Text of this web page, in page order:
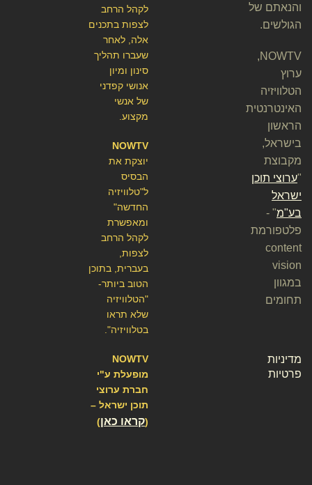
לקהל הרחב
לצפות בתכנים
אלה, לאחר
שעברו תהליך
סינון ומיון
אנושי קפדני
של אנשי
מקצוע.
NOWTV
יוצקת את
הבסיס
ל"טלוויזיה
החדשה"
ומאפשרת
לקהל הרחב
לצפות,
בעברית, בתוכן
הטוב ביותר-
"הטלוויזיה
שלא תראו
בטלוויזיה".
NOWTV
מופעלת ע"י
חברת ערוצי
תוכן ישראל –
קראו כאן)
והנאתם של
הגולשים.
NOWTV,
ערוץ
הטלוויזיה
האינטרנטית
הראשון
בישראל,
מקבוצת
ערוצי תוכן
ישראל
בע"מ" -
פלטפורמת
content
vision
במגוון
תחומים
מדיניות
פרטיות